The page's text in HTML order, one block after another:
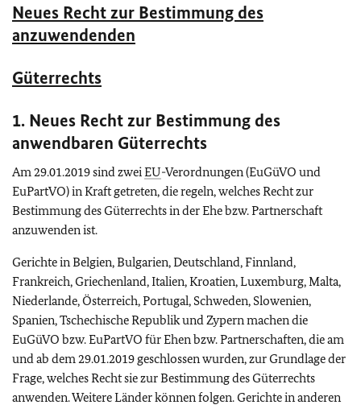
Neues Recht zur Bestimmung des
anzuwendenden
Güterrechts
1. Neues Recht zur Bestimmung des
anwendbaren Güterrechts
Am 29.01.2019 sind zweiEU-Verordnungen (EuGüVO und
EuPartVO) in Kraft getreten, die regeln, welches Recht zur
Bestimmung des Güterrechts in der Ehe bzw. Partnerschaft
anzuwenden ist.
Gerichte in Belgien, Bulgarien, Deutschland, Finnland,
Frankreich, Griechenland, Italien, Kroatien, Luxemburg, Malta,
Niederlande, Österreich, Portugal, Schweden, Slowenien,
Spanien, Tschechische Republik und Zypern machen die
EuGüVO bzw. EuPartVO für Ehen bzw. Partnerschaften, die am
und ab dem 29.01.2019 geschlossen wurden, zur Grundlage der
Frage, welches Recht sie zur Bestimmung des Güterrechts
anwenden. Weitere Länder können folgen. Gerichte in anderen